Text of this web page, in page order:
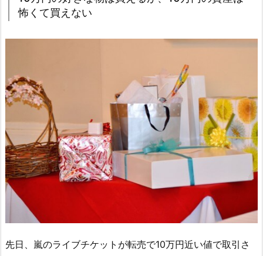
怖くて買えない
先日、嵐のライブチケットが転売で10万円近い値で取引さ